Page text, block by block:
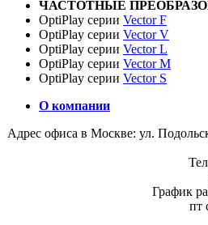
ЧАСТОТНЫЕ
OptiPlay серии Vector F
OptiPlay серии Vector V
OptiPlay серии Vector L
OptiPlay серии Vector M
OptiPlay серии Vector S
О компании
Адрес офиса в Москве: ул.
График
пт